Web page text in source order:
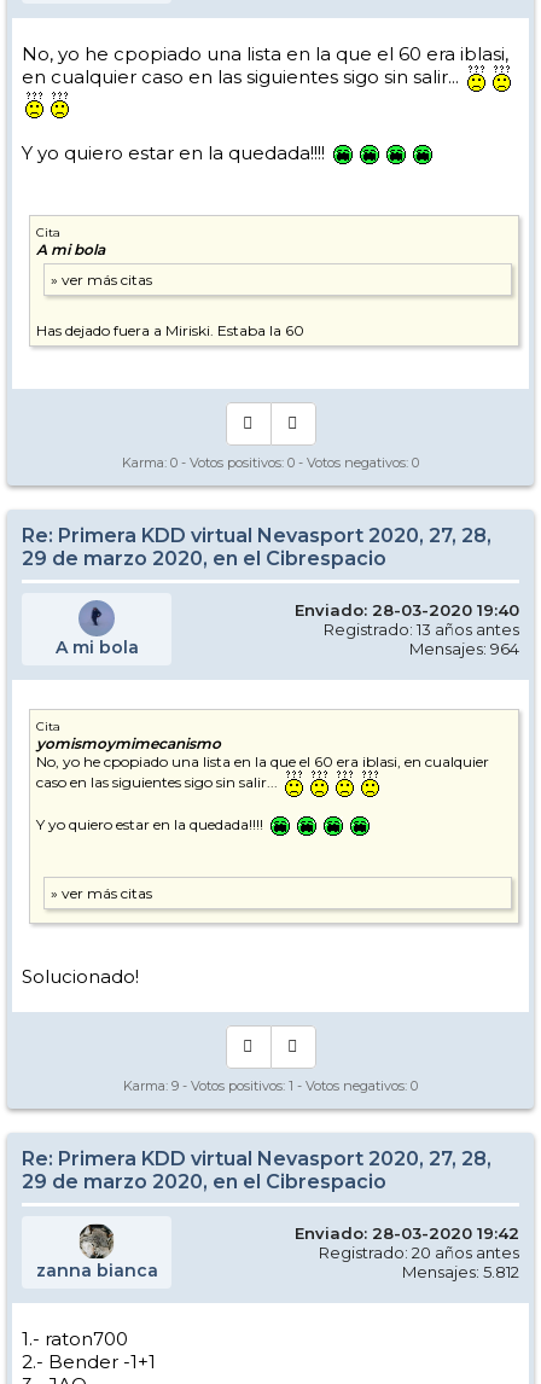
No, yo he cpopiado una lista en la que el 60 era iblasi,
en cualquier caso en las siguientes sigo sin salir...
Y yo quiero estar en la quedada!!!!
Cita
A mi bola
Has dejado fuera a Miriski. Estaba la 60
Karma: 0 - Votos positivos: 0 - Votos negativos: 0
Re: Primera KDD virtual Nevasport 2020, 27, 28,
29 de marzo 2020, en el Cibrespacio
A mi bola
Enviado: 28-03-2020 19:40
Registrado: 13 años antes
Mensajes: 964
Cita
yomismoymimecanismo
No, yo he cpopiado una lista en la que el 60 era iblasi, en cualquier
caso en las siguientes sigo sin salir...
Y yo quiero estar en la quedada!!!!
Solucionado!
Karma: 9 - Votos positivos: 1 - Votos negativos: 0
Re: Primera KDD virtual Nevasport 2020, 27, 28,
29 de marzo 2020, en el Cibrespacio
zanna bianca
Enviado: 28-03-2020 19:42
Registrado: 20 años antes
Mensajes: 5.812
1.- raton700
2.- Bender -1+1